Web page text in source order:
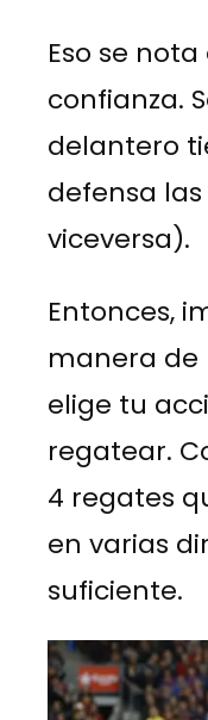
Eso se
confianza.
delantero
defensa
viceversa).
Entonces,
manera de
elige tu
regatear.
4 regates
en varias
suficiente.